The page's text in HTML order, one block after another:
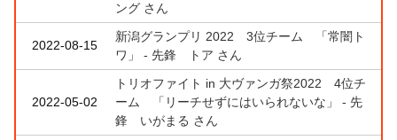
ング さん
2022-08-15
新潟グランプリ 2022 3位チーム 「常闇ト
ワ」 - 先鋒 トア さん
2022-05-02
トリオファイト in 大ヴァンガ祭2022 4位チ
ーム 「リーチせずにはいられないな」 - 先
鋒 いがまる さん